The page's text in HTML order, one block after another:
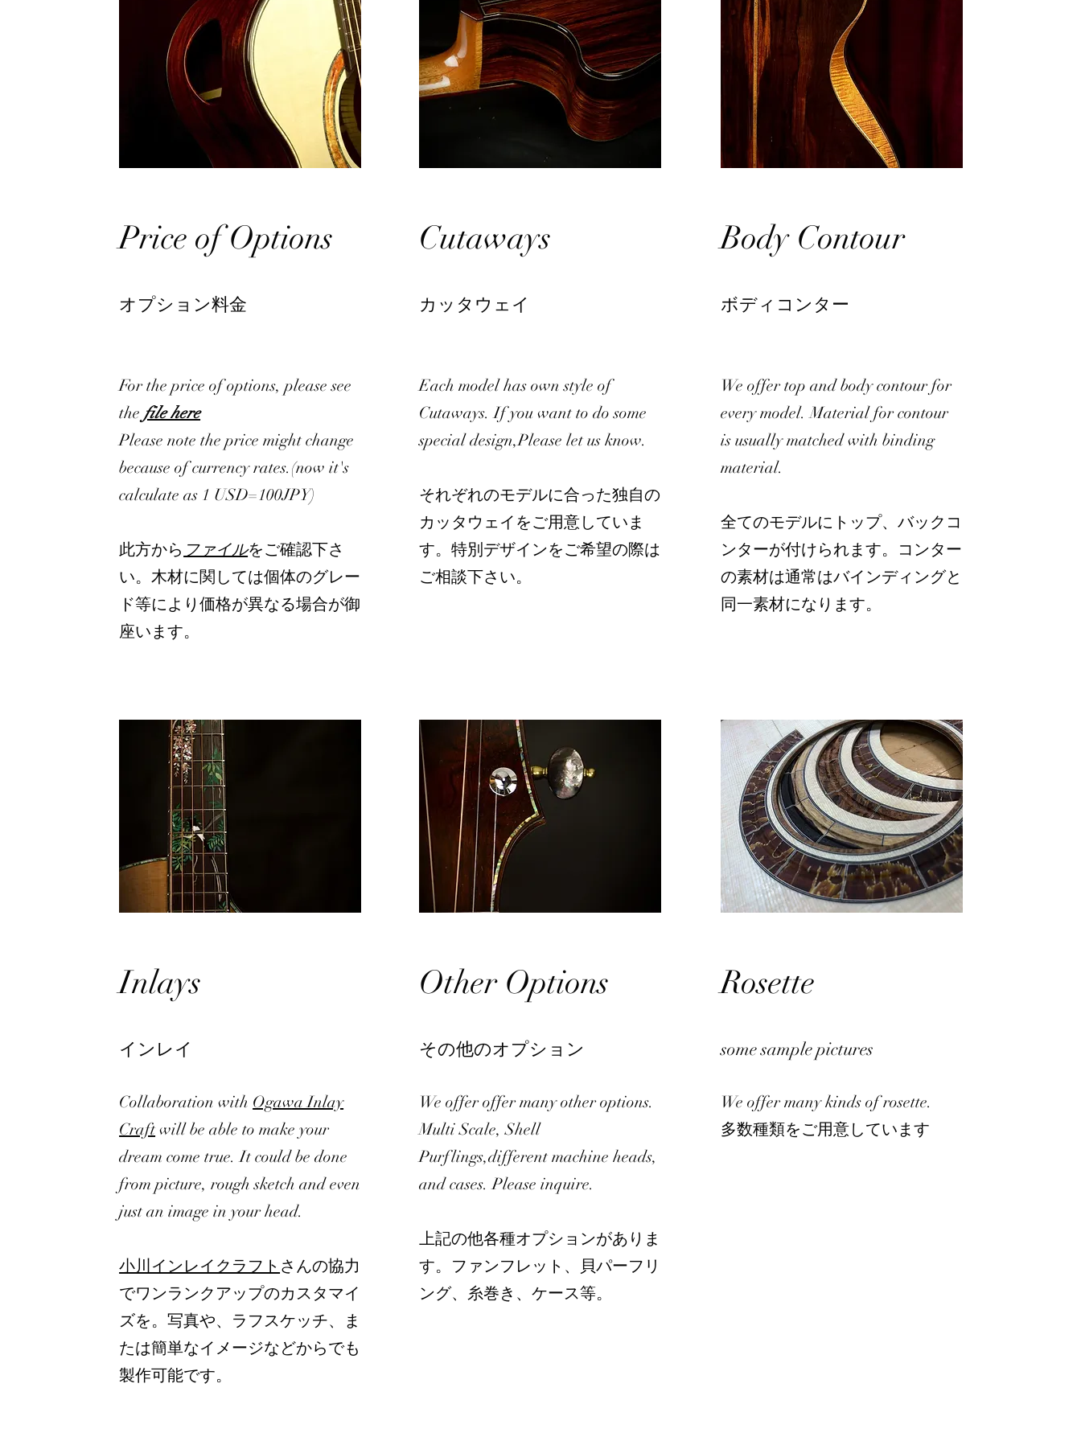
Price of Options
​​オプション料金
For the price of options, please see
thefile here
Please note the price might change
because of currency rates.(now it's
calculate as 1 USD=100JPY)
此方から ファイルをご確認下さ
い。木材に関しては個体のグレー
ド等により価格が異なる場合が御
座います。
Cutaways
カッタウェイ
Each model has own style of
Cutaways. If you want to do some
special design,Please let us know.
​それぞれのモデルに合った独自の
カッタウェイをご用意していま
す。特別デザインをご希望の際は
ご相談下さい。
Body Contour
​​ボディコンター
We offer top and body contour for
every model. Material for contour
is usually matched with binding
material.
​全てのモデルにトップ、バックコ
ンターが付けられます。コンター
の素材は通常はバインディングと
同一素材になります。
Inlays
インレイ
Collaboration with Ogawa Inlay
Craft will be able to make your
dream come true. It could be done
from picture, rough sketch and even
just an image in your head.
​小川インレイクラフト さんの協力
でワンランクアップのカスタマイ
ズを。写真や、ラフスケッチ、ま
たは簡単なイメージなどからでも
製作可能です。
Other Options
その他のオプション
We offer offer many other options.
Multi Scale, Shell
Purflings,different machine heads,
and cases. Please inquire.
​上記の他各種オプションがありま
す。ファンフレット、貝パーフリ
ング、糸巻き、ケース等。
Rosette
some sample pictures
We offer many kinds of rosette.
多数種類をご用意しています